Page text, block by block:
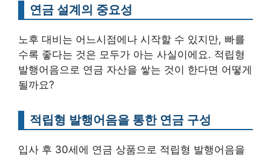
연금 설계의 중요성
노후 대비는 어느시점에나 시작할 수 있지만, 빠를
수록 좋다는 것은 모두가 아는 사실이에요. 적립형
발행어음으로 연금 자산을 쌓는 것이 한다면 어떻게
될까요?
적립형 발행어음을 통한 연금 구성
입사 후 30세에 연금 상품으로 적립형 발행어음을